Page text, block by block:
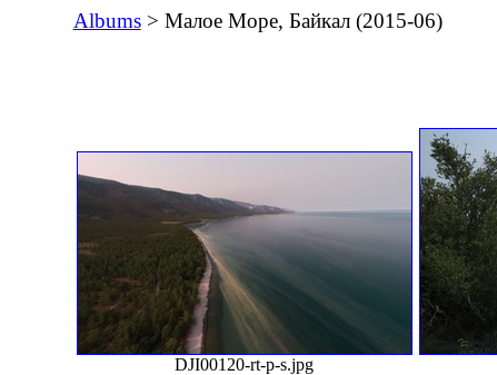
Albums> Малое Море, Байкал (2015-06)
DJI00120-rt-p-s.jpg